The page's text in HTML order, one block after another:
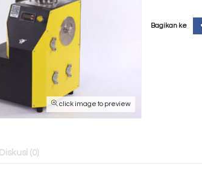
click image to preview
Bagikan ke
Diskusi (0)